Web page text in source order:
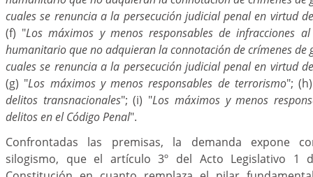
cuales se renuncia a la persecución judicial penal en virtud
(f) "Los máximos y menos responsables de infracciones
humanitario que no adquieran la connotación de crímenes de
cuales se renuncia a la persecución judicial penal en virtud
(g) "Los máximos y menos responsables de terrorismo";
delitos transnacionales"; (i) "Los máximos y menos
delitos en el Código Penal".
Confrontadas las premisas, la demanda expone
silogismo, que el artículo 3º del Acto Legislativo 1